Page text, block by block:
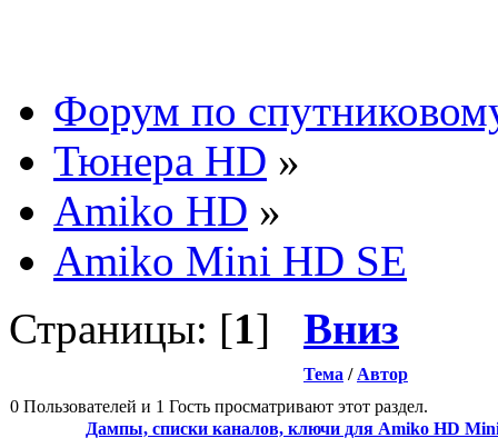
Форум по
Тюнера HD »
Amiko HD »
Amiko Mini HD SE
Страницы: [1] Вниз
Тема / Автор
0 Пользователей и 1 Гость просматривают этот раздел.
Дампы, списки каналов, ключи для Amiko HD